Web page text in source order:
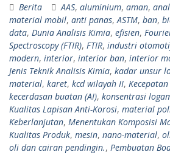
Berita AAS, aluminium, aman,
material mobil, anti panas, ASTM, ban,
data, Dunia Analisis Kimia, efisien,
Spectroscopy (FTIR), FTIR, industri
modern, interior, interior ban, interior
Jenis Teknik Analisis Kimia, kadar unsur
material, karet, kcd wilayah II,
kecerdasan buatan (AI), konsentrasi
Kualitas Lapisan Anti-Korosi, material
Keberlanjutan, Menentukan Komposisi
Kualitas Produk, mesin, nano-material,
oli dan cairan pendingin., Pembuatan